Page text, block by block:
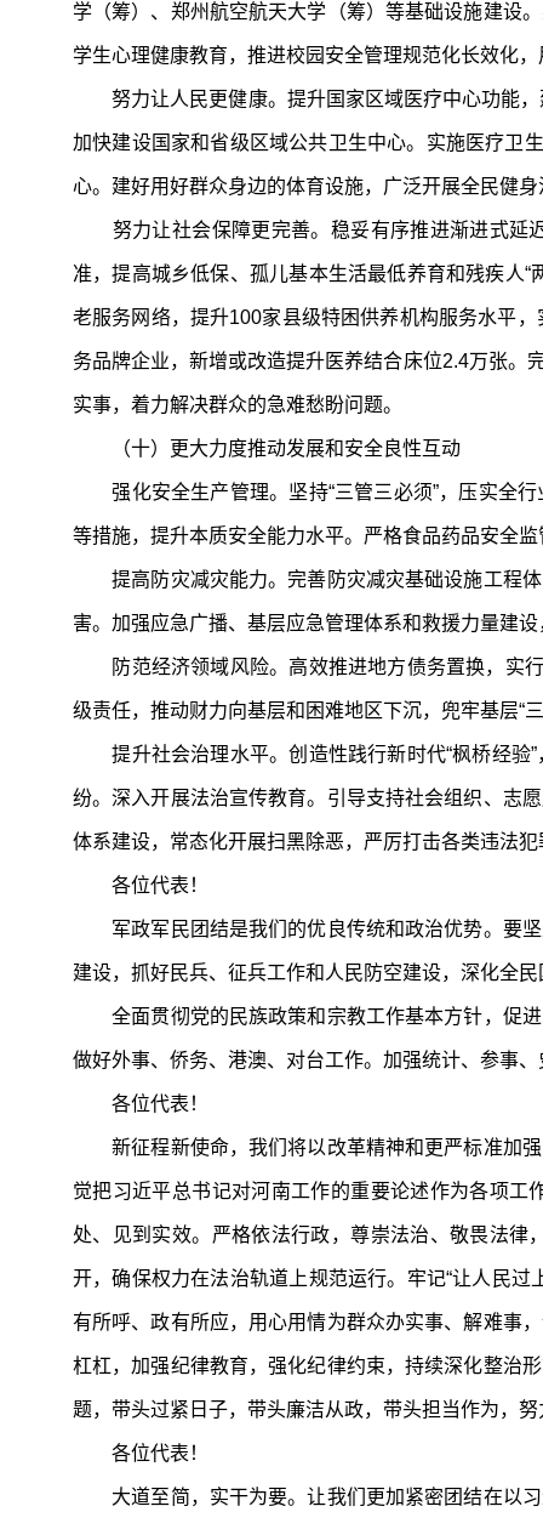
学（筹）、郑州航空航天大学（筹）等基础设施建设
学生心理健康教育，推进校园安全管理规范化长效化
努力让人民更健康。提升国家区域医疗中心功能，
加快建设国家和省级区域公共卫生中心。实施医疗卫
心。建好用好群众身边的体育设施，广泛开展全民健
努力让社会保障更完善。稳妥有序推进渐进式延
准，提高城乡低保、孤儿基本生活最低养育和残疾人
老服务网络，提升100家县级特困供养机构服务水平
务品牌企业，新增或改造提升医养结合床位2.4万张。
实事，着力解决群众的急难愁盼问题。
（十）更大力度推动发展和安全良性互动
强化安全生产管理。坚持“三管三必须”，压实全行
等措施，提升本质安全能力水平。严格食品药品安全
提高防灾减灾能力。完善防灾减灾基础设施工程体
害。加强应急广播、基层应急管理体系和救援力量建
防范经济领域风险。高效推进地方债务置换，实行
级责任，推动财力向基层和困难地区下沉，兜牢基层“
提升社会治理水平。创造性践行新时代“枫桥经验”
纷。深入开展法治宣传教育。引导支持社会组织、志
体系建设，常态化开展扫黑除恶，严厉打击各类违法
各位代表！
军政军民团结是我们的优良传统和政治优势。要坚
建设，抓好民兵、征兵工作和人民防空建设，深化全
全面贯彻党的民族政策和宗教工作基本方针，促进
做好外事、侨务、港澳、对台工作。加强统计、参事
各位代表！
新征程新使命，我们将以改革精神和更严标准加强
觉把习近平总书记对河南工作的重要论述作为各项
处、见到实效。严格依法行政，尊崇法治、敬畏法
开，确保权力在法治轨道上规范运行。牢记“让人民
有所呼、政有所应，用心用情为群众办实事、解难事
杠杠，加强纪律教育，强化纪律约束，持续深化整治
题，带头过紧日子，带头廉洁从政，带头担当作为，
各位代表！
大道至简，实干为要。让我们更加紧密团结在以习